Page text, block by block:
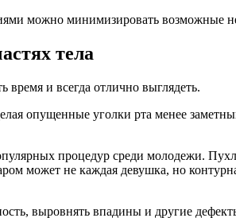
можно минимизировать возможные
тела
и всегда отлично выглядеть.
опущенные уголки рта менее
процедур среди молодежи.
может не каждая девушка, но
выровнять впадины и другие